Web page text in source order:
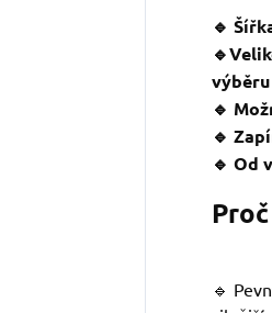
🔹
🔹
🔹
🔹 Od
🔹